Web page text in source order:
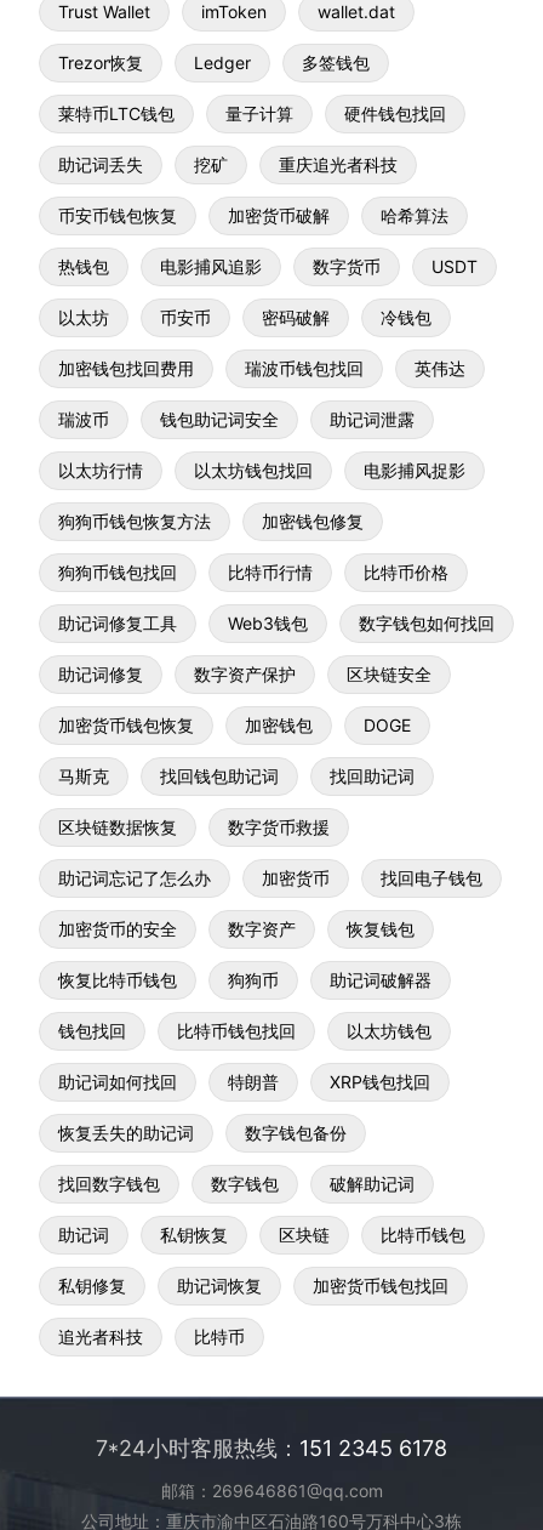
Trust Wallet imToken wallet.dat
Trezor恢复 Ledger 多签钱包
莱特币LTC钱包 量子计算 硬件钱包找回
助记词丢失 挖矿 重庆追光者科技
币安币钱包恢复 加密货币破解 哈希算法
热钱包 电影捕风追影 数字货币 USDT
以太坊 币安币 密码破解 冷钱包
加密钱包找回费用 瑞波币钱包找回 英伟达
瑞波币 钱包助记词安全 助记词泄露
以太坊行情 以太坊钱包找回 电影捕风捉影
狗狗币钱包恢复方法 加密钱包修复
狗狗币钱包找回 比特币行情 比特币价格
助记词修复工具 Web3钱包 数字钱包如何找回
助记词修复 数字资产保护 区块链安全
加密货币钱包恢复 加密钱包 DOGE
马斯克 找回钱包助记词 找回助记词
区块链数据恢复 数字货币救援
助记词忘记了怎么办 加密货币 找回电子钱包
加密货币的安全 数字资产 恢复钱包
恢复比特币钱包 狗狗币 助记词破解器
钱包找回 比特币钱包找回 以太坊钱包
助记词如何找回 特朗普 XRP钱包找回
恢复丢失的助记词 数字钱包备份
找回数字钱包 数字钱包 破解助记词
助记词 私钥恢复 区块链 比特币钱包
私钥修复 助记词恢复 加密货币钱包找回
追光者科技 比特币
7*24小时客服热线： 151 2345 6178
邮箱：269646861@qq.com
公司地址：重庆市渝中区石油路160号万科中心3栋